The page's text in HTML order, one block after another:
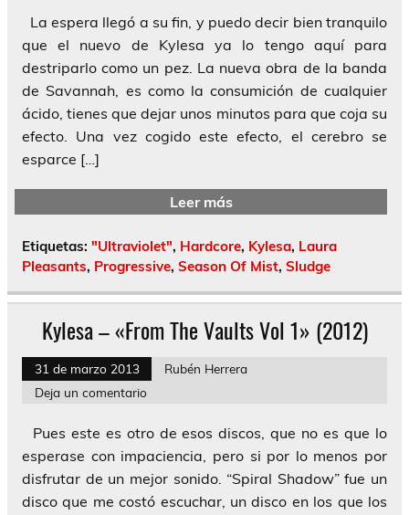
La espera llegó a su fin, y puedo decir bien tranquilo
que el nuevo de Kylesa ya lo tengo aquí para
destriparlo como un pez. La nueva obra de la banda
de Savannah, es como la consumición de cualquier
ácido, tienes que dejar unos minutos para que coja su
efecto. Una vez cogido este efecto, el cerebro se
esparce […]
Leer más
Etiquetas: "Ultraviolet", Hardcore, Kylesa, Laura
Pleasants, Progressive, Season Of Mist, Sludge
Kylesa – «From The Vaults Vol 1» (2012)
31 de marzo 2013
Rubén Herrera
Deja un comentario
Pues este es otro de esos discos, que no es que lo
esperase con impaciencia, pero si por lo menos por
disfrutar de un mejor sonido. “Spiral Shadow” fue un
disco que me costó escuchar, un disco en los que los